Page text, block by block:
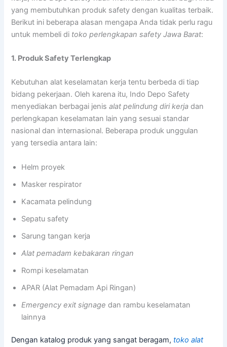
yang membutuhkan produk safety dengan kualitas terbaik.
Berikut ini beberapa alasan mengapa Anda tidak perlu ragu
untuk membeli di toko perlengkapan safety Jawa Barat:
1. Produk Safety Terlengkap
Kebutuhan alat keselamatan kerja tentu berbeda di tiap
bidang pekerjaan. Oleh karena itu, Indo Depo Safety
menyediakan berbagai jenisalat pelindung diri kerja dan
perlengkapan keselamatan lain yang sesuai standar
nasional dan internasional. Beberapa produk unggulan
yang tersedia antara lain:
Helm proyek
Masker respirator
Kacamata pelindung
Sepatu safety
Sarung tangan kerja
Alat pemadam kebakaran ringan
Rompi keselamatan
APAR (Alat Pemadam Api Ringan)
Emergency exit signage dan rambu keselamatan
lainnya
Dengan katalog produk yang sangat beragam, toko alat